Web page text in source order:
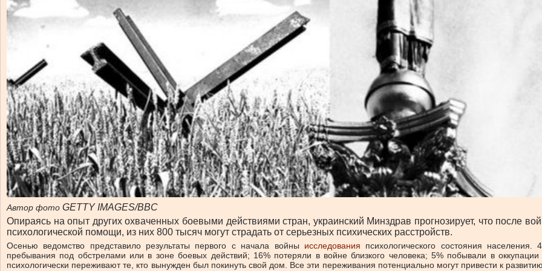
Автор фото GETTY IMAGES/BBC
Опираясь на опыт других охваченных боевыми действиями стран, украинский Минздрав прогнозирует, что после
психологической помощи, из них 800 тысяч могут страдать от серьезных психических расстройств.
Осенью ведомство представило результаты первого с начала войны исследования психологического состояния
пребывания под обстрелами или в зоне боевых действий; 16% потеряли в войне близкого человека; 5% побывали в
психологически переживают те, кто вынужден был покинуть свой дом. Все эти переживания потенциально могут привести к